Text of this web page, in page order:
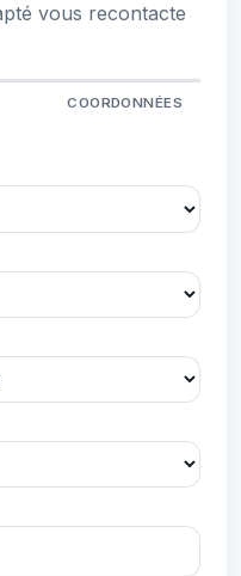
vous recontacte
COORDONNÉES